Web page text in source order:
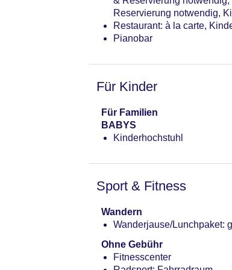
Reservierung notwendig,
Restaurant: à la carte,
Pianobar
Für Kinder
Für Familien
BABYS
Kinderhochstuhl
Sport & Fitness
Wandern
Wanderjause/Lunchpaket:
Ohne Gebühr
Fitnesscenter